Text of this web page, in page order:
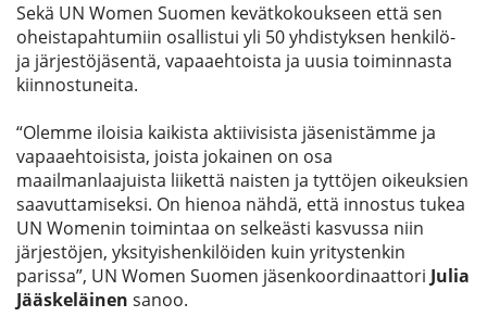
Sekä UN Women Suomen kevätkokoukseen että sen
oheistapahtumiin osallistui yli 50 yhdistyksen henkilö-
ja järjestöjäsentä, vapaaehtoista ja uusia toiminnasta
kiinnostuneita.
“Olemme iloisia kaikista aktiivisista jäsenistämme ja
vapaaehtoisista, joista jokainen on osa
maailmanlaajuista liikettä naisten ja tyttöjen oikeuksien
saavuttamiseksi. On hienoa nähdä, että innostus tukea
UN Womenin toimintaa on selkeästi kasvussa niin
järjestöjen, yksityishenkilöiden kuin yritystenkin
parissa”, UN Women Suomen jäsenkoordinaattori Julia
Jääskeläinen sanoo.